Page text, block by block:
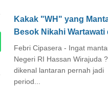
Kakak "WH" yang
Besok Nikahi
Febri Cipasera - Ingat
Negeri RI Hassan Wirajuda
dikenal lantaran pernah jadi
period...